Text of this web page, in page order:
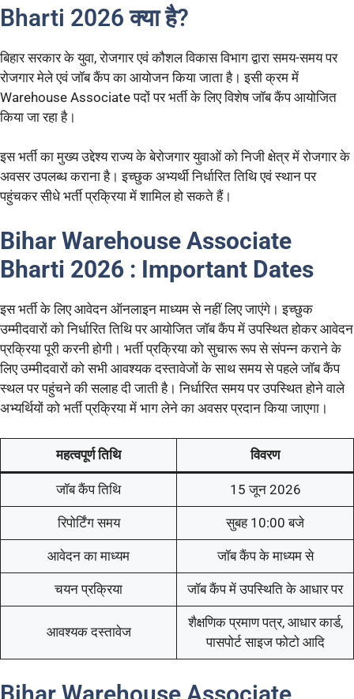
Bharti 2026 क्या है?
बिहार सरकार के युवा, रोजगार एवं कौशल विकास विभाग द्वारा समय-समय पर
रोजगार मेले एवं जॉब कैंप का आयोजन किया जाता है। इसी क्रम में
Warehouse Associate पदों पर भर्ती के लिए विशेष जॉब कैंप आयोजित
किया जा रहा है।
इस भर्ती का मुख्य उद्देश्य राज्य के बेरोजगार युवाओं को निजी क्षेत्र में रोजगार के
अवसर उपलब्ध कराना है। इच्छुक अभ्यर्थी निर्धारित तिथि एवं स्थान पर
पहुंचकर सीधे भर्ती प्रक्रिया में शामिल हो सकते हैं।
Bihar Warehouse Associate
Bharti 2026 : Important Dates
इस भर्ती के लिए आवेदन ऑनलाइन माध्यम से नहीं लिए जाएंगे। इच्छुक
उम्मीदवारों को निर्धारित तिथि पर आयोजित जॉब कैंप में उपस्थित होकर आवेदन
प्रक्रिया पूरी करनी होगी। भर्ती प्रक्रिया को सुचारू रूप से संपन्न कराने के
लिए उम्मीदवारों को सभी आवश्यक दस्तावेजों के साथ समय से पहले जॉब कैंप
स्थल पर पहुंचने की सलाह दी जाती है। निर्धारित समय पर उपस्थित होने वाले
अभ्यर्थियों को भर्ती प्रक्रिया में भाग लेने का अवसर प्रदान किया जाएगा।
महत्वपूर्ण तिथि विवरण
जॉब कैंप तिथि 15 जून 2026
रिपोर्टिंग समय सुबह 10:00 बजे
आवेदन का माध्यम जॉब कैंप के माध्यम से
चयन प्रक्रिया जॉब कैंप में उपस्थिति के आधार पर
आवश्यक दस्तावेज
शैक्षणिक प्रमाण पत्र, आधार कार्ड,
पासपोर्ट साइज फोटो आदि